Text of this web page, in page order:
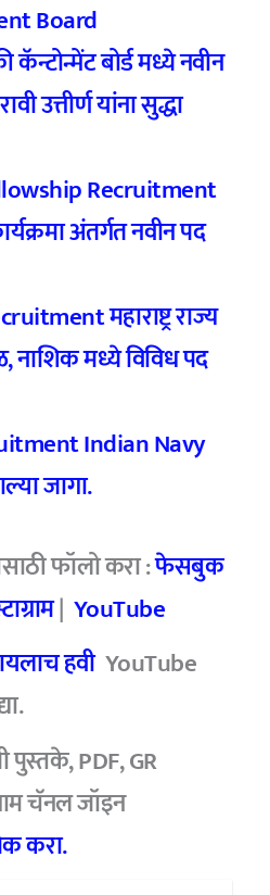
Board
बोर्ड मध्ये नवीन
उत्तीर्ण यांना सुद्धा
Recruitment
अंतर्गत नवीन पद
महाराष्ट्र राज्य
नाशिक मध्ये विविध पद
Indian Navy
जागा.
फॉलो करा :फेसबुक
| YouTube
हवी YouTube
पुस्तके, PDF, GR
चॅनल जॉइन
करा.